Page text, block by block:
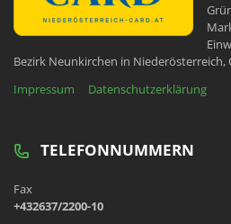
Bezirk Neunkirchen in Niederösterreich,
Impressum
Datenschutzerklärung
TELEFONNUMMERN
Fax
+432637/2200-10